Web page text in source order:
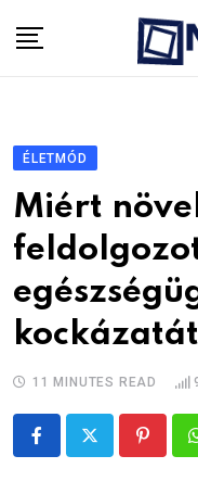
ÉLETMÓD
Miért
kockázatát
11 MINUTES READ